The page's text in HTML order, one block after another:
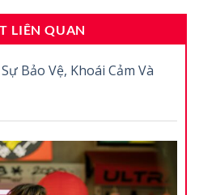
LIÊN QUAN
Bảo Vệ, Khoái Cảm Và